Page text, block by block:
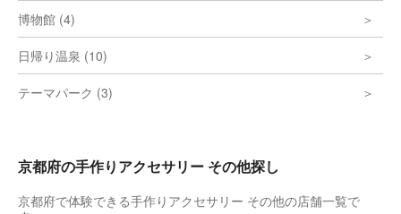
博物館 (4)
日帰り温泉 (10)
テーマパーク (3)
京都府の手作りアクセサリー その他探し
京都府で体験できる手作りアクセサリー その他の店舗一覧で